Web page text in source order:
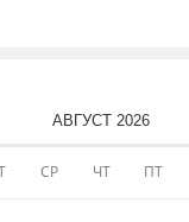
АВГУСТ 2026
СР ЧТ ПТ